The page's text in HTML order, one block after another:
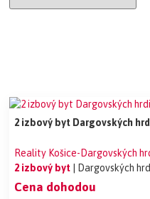
2 izbový byt Dargovských
Reality Košice-Dargovských
2 izbový byt
| Dargovských
Cena dohodou